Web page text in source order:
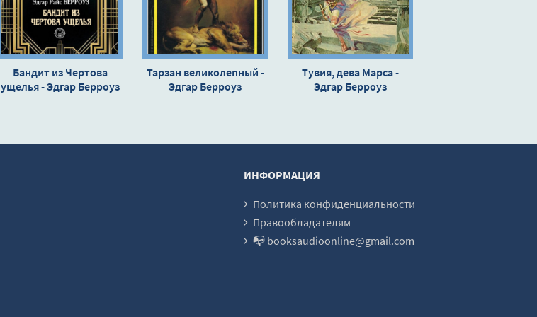
Бандит из Чертова
ущелья - Эдгар Берроуз
Тарзан великолепный -
Эдгар Берроуз
Тувия, дева Марса -
Эдгар Берроуз
ИНФОРМАЦИЯ
Политика конфиденциальности
Правообладателям
📭 booksaudioonline@gmail.com